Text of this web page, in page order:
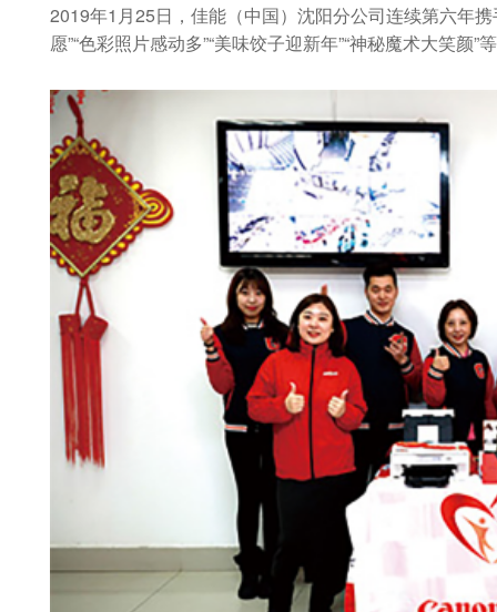
2019年1月25日，佳能（中国）沈阳分公司连续第六年
愿”“色彩照片感动多”“美味饺子迎新年”“神秘魔术大笑颜